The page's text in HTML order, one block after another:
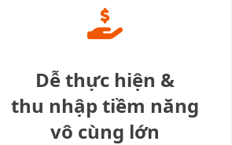
Dễ thực hiện &
thu nhập tiềm năng
vô cùng lớn